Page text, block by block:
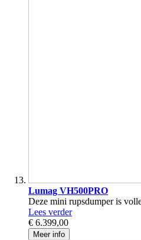
Lumag VH500PRO
Deze mini rupsdumper is
Lees verder
€ 6.399,00
Meer info